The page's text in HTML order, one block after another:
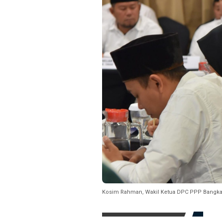
Kosim Rahman, Wakil Ketua DPC PPP